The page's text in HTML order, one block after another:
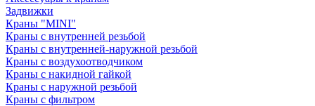
Задвижки
Краны "MINI"
Краны с внутренней резьбой
Краны с внутренней-наружной резьбой
Краны с воздухоотводчиком
Краны с накидной гайкой
Краны с наружной резьбой
Краны с фильтром